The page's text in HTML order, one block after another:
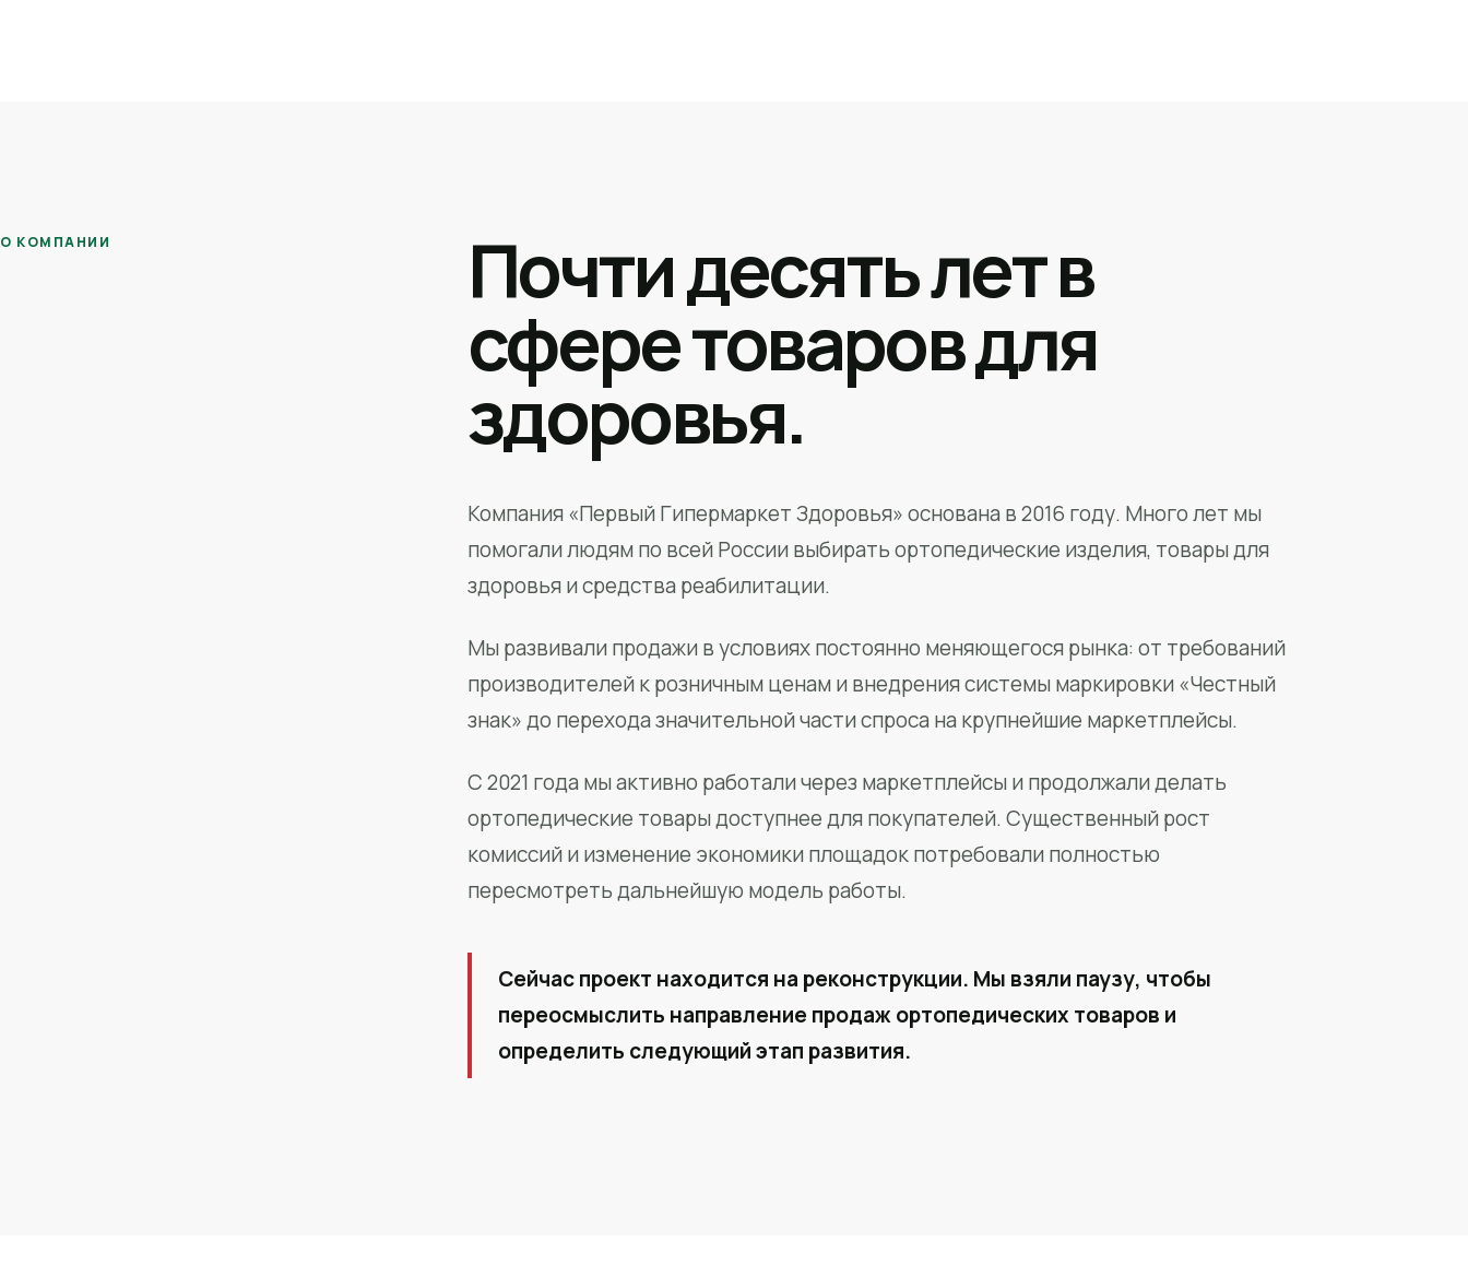
О КОМПАНИИ Почти десять лет в
сфере товаров для
здоровья.
Компания «Первый Гипермаркет Здоровья» основана в 2016 году. Много лет мы
помогали людям по всей России выбирать ортопедические изделия, товары для
здоровья и средства реабилитации.
Мы развивали продажи в условиях постоянно меняющегося рынка: от требований
производителей к розничным ценам и внедрения системы маркировки «Честный
знак» до перехода значительной части спроса на крупнейшие маркетплейсы.
С 2021 года мы активно работали через маркетплейсы и продолжали делать
ортопедические товары доступнее для покупателей. Существенный рост
комиссий и изменение экономики площадок потребовали полностью
пересмотреть дальнейшую модель работы.
Сейчас проект находится на реконструкции. Мы взяли паузу, чтобы
переосмыслить направление продаж ортопедических товаров и
определить следующий этап развития.